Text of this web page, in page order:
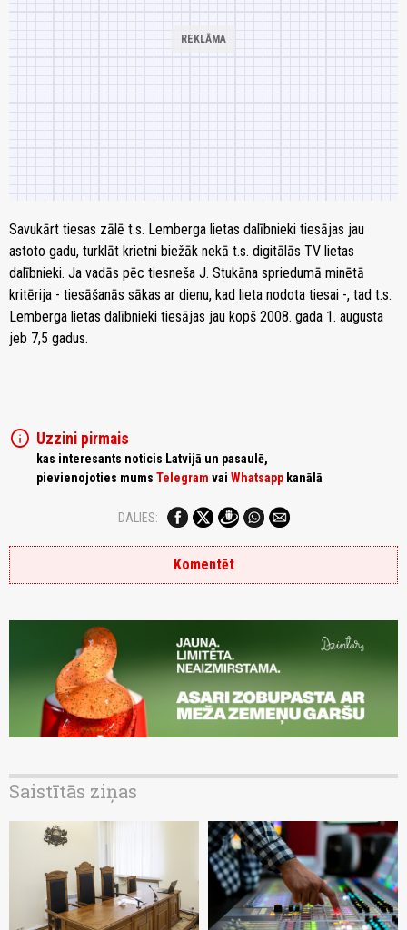
Savukārt tiesas zālē t.s. Lemberga lietas dalībnieki tiesājas jau
astoto gadu, turklāt krietni biežāk nekā t.s. digitālās TV lietas
dalībnieki. Ja vadās pēc tiesneša J. Stukāna spriedumā minētā
kritērija - tiesāšanās sākas ar dienu, kad lieta nodota tiesai -, tad t.s.
Lemberga lietas dalībnieki tiesājas jau kopš 2008. gada 1. augusta
jeb 7,5 gadus.
info Uzzini pirmais
kas interesants noticis Latvijā un pasaulē,
pievienojoties mums Telegram vai Whatsapp kanālā
DALIES:
Komentēt
Saistītās ziņas